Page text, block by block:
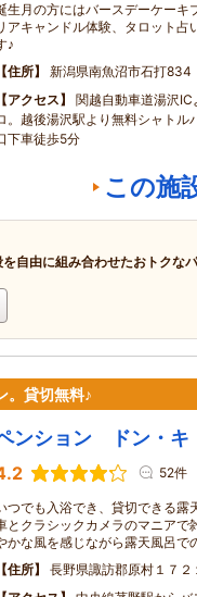
生月の方にはバースデーケーキ
アキャンドル体験、タロット占
♪
住所
新潟県南魚沼市石打834
アクセス
関越自動車道湯沢
。越後湯沢駅より無料シャトル
下車徒歩5分
この施
自由に組み合わせたおトクな
。貸切無料♪
ンション ドン・キ
52件
つでも入浴でき、貸切できる露
とクラシックカメラのマニアで
かな風を感じながら露天風呂で
住所
長野県諏訪郡原村１７